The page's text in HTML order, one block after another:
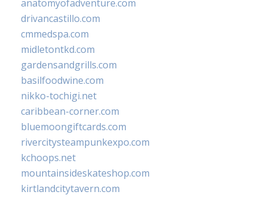
anatomyofadventure.com
drivancastillo.com
cmmedspa.com
midletontkd.com
gardensandgrills.com
basilfoodwine.com
nikko-tochigi.net
caribbean-corner.com
bluemoongiftcards.com
rivercitysteampunkexpo.com
kchoops.net
mountainsideskateshop.com
kirtlandcitytavern.com